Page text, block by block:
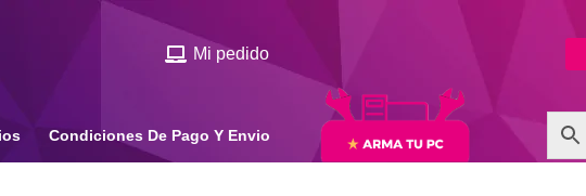
Mi pedido
Condiciones De Pago Y Envio